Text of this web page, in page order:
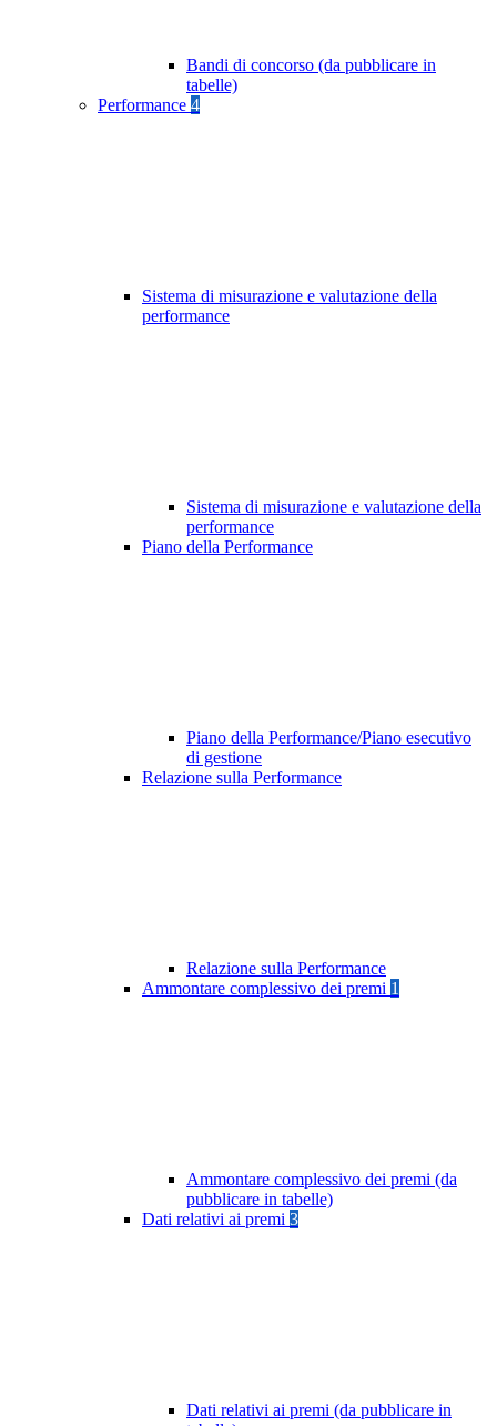
Bandi di concorso (da pubblicare in
tabelle)
Performance 4
Sistema di misurazione e valutazione della
performance
Sistema di misurazione e valutazione della
performance
Piano della Performance
Piano della Performance/Piano esecutivo
di gestione
Relazione sulla Performance
Relazione sulla Performance
Ammontare complessivo dei premi 1
Ammontare complessivo dei premi (da
pubblicare in tabelle)
Dati relativi ai premi 3
Dati relativi ai premi (da pubblicare in